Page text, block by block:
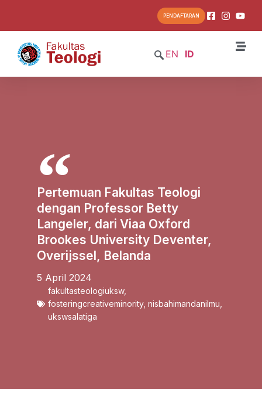
PENDAFTARAN
EN ID
Pertemuan Fakultas Teologi
dengan Professor Betty
Langeler, dari Viaa Oxford
Brookes University Deventer,
Overijssel, Belanda
5 April 2024
fakultasteologiuksw,
fosteringcreativeminority, nisbahimandanilmu
ukswsalatiga